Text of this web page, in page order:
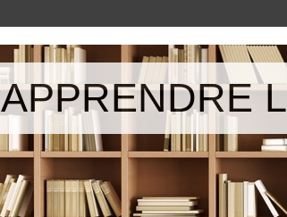
APPRENDRE